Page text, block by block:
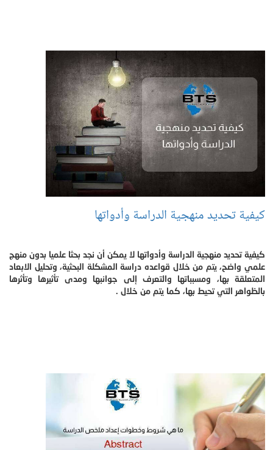
كيفية تحديد منهجية الدراسة وأدواتها
كيفية تحديد منهجية الدراسة وأدواتها لا يمكن أن نجد بحثا علميا بدون منهج
علمي واضح، يتم من خلال قواعده دراسة المشكلة البحثية، وتحليل الابعاد
المتعلقة بها، ومسبباتها والتعرف إلى جوانبها ومدى تأثيرها وتأثرها
بالظواهر التي تحيط بها، كما يتم من خلال .